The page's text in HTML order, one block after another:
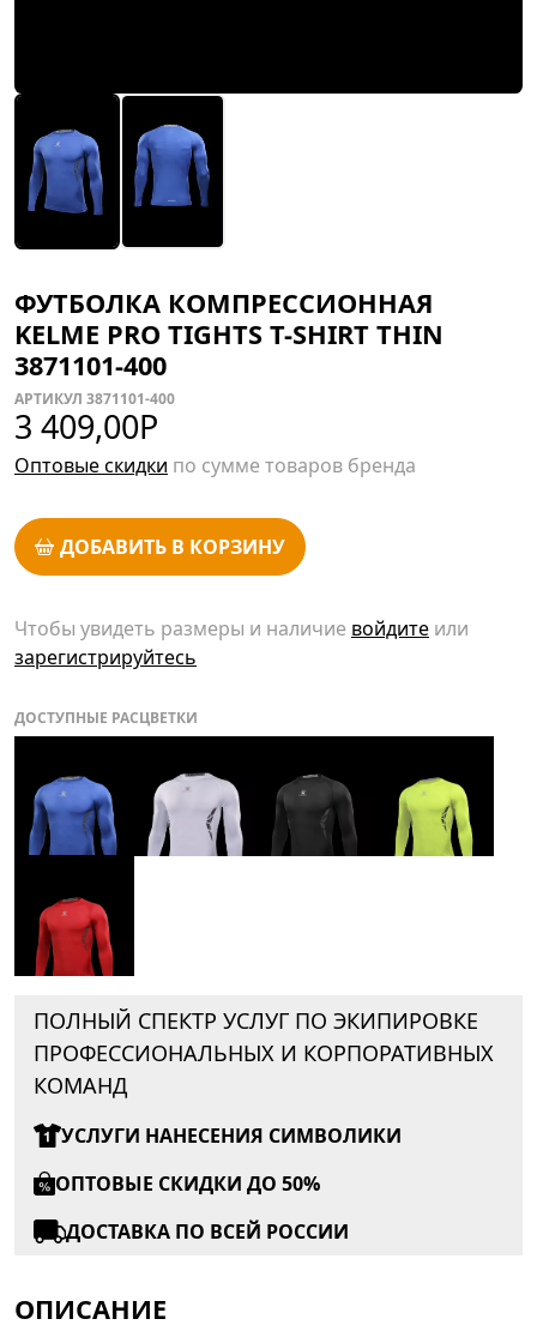
ФУТБОЛКА КОМПРЕССИОННАЯ
KELME PRO TIGHTS T-SHIRT THIN
3871101-400
АРТИКУЛ 3871101-400
3 409,00Р
Оптовые скидки по сумме товаров бренда
ДОБАВИТЬ В КОРЗИНУ
Чтобы увидеть размеры и наличие войдите или
зарегистрируйтесь
ДОСТУПНЫЕ РАСЦВЕТКИ
ПОЛНЫЙ СПЕКТР УСЛУГ ПО ЭКИПИРОВКЕ
ПРОФЕССИОНАЛЬНЫХ И КОРПОРАТИВНЫХ
КОМАНД
УСЛУГИ НАНЕСЕНИЯ СИМВОЛИКИ
ОПТОВЫЕ СКИДКИ ДО 50%
ДОСТАВКА ПО ВСЕЙ РОССИИ
ОПИСАНИЕ